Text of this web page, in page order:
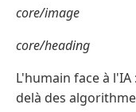
core/image
core/heading
L'humain face à
delà des